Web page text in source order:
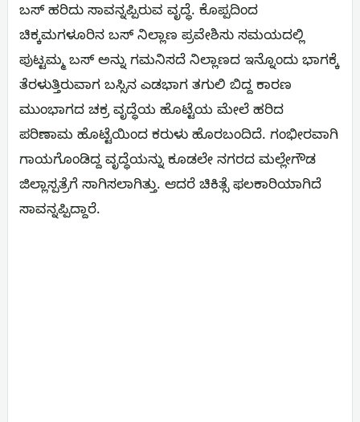
ಬಸ್ ಹರಿದು ಸಾವನ್ನಪ್ಪಿರುವ ವೃದ್ಧೆ. ಕೊಪ್ಪದಿಂದ
ಚಿಕ್ಕಮಗಳೂರಿನ ಬಸ್‌ ನಿಲ್ಲಾಣ ಪ್ರವೇಶಿಸು ಸಮಯದಲ್ಲಿ
ಪುಟ್ಟಮ್ಮ ಬಸ್‌ ಅನ್ನು ಗಮನಿಸದೆ ನಿಲ್ಲಾಣದ ಇನ್ನೊಂದು ಭಾಗಕ್ಕೆ
ತೆರಳುತ್ತಿರುವಾಗ ಬಸ್ಸಿನ ಎಡಭಾಗ ತಗುಲಿ ಬಿದ್ದ ಕಾರಣ
ಮುಂಭಾಗದ ಚಕ್ರ ವೃದ್ಧೆಯ ಹೊಟ್ಟೆಯ ಮೇಲೆ ಹರಿದ
ಪರಿಣಾಮ ಹೊಟ್ಟೆಯಿಂದ ಕರುಳು ಹೊರಬಂದಿದೆ. ಗಂಭೀರವಾಗಿ
ಗಾಯಗೊಂಡಿದ್ದ ವೃದ್ಧೆಯನ್ನು ಕೂಡಲೇ ನಗರದ ಮಲ್ಲೇಗೌಡ
ಜಿಲ್ಲಾಸ್ಪತ್ರೆಗೆ ಸಾಗಿಸಲಾಗಿತ್ತು. ಆದರೆ ಚಿಕಿತ್ಸೆ ಫಲಕಾರಿಯಾಗಿದೆ
ಸಾವನ್ನಪ್ಪಿದ್ದಾರೆ.